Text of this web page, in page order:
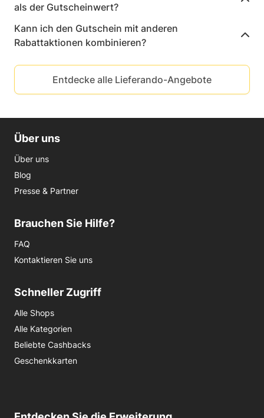
als der Gutscheinwert?
Kann ich den Gutschein mit anderen
Rabattaktionen kombinieren?
Entdecke alle Lieferando-Angebote
Über uns
Über uns
Blog
Presse & Partner
Brauchen Sie Hilfe?
FAQ
Kontaktieren Sie uns
Schneller Zugriff
Alle Shops
Alle Kategorien
Beliebte Cashbacks
Geschenkkarten